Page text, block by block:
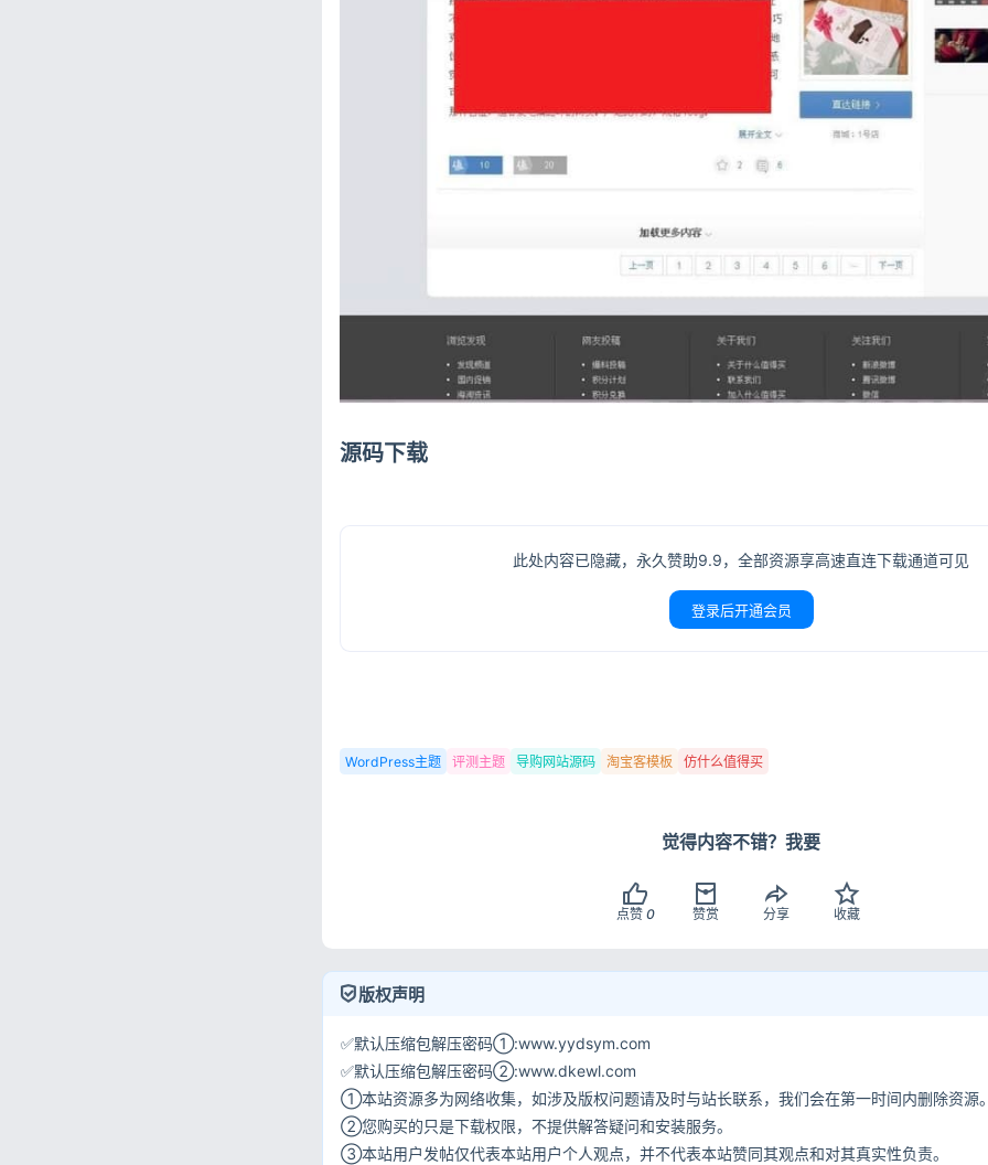
源码下载
此处内容已隐藏，永久赞助9.9，全部资源享高速直连下载通道可见
登录后开通会员
WordPress主题 评测主题 导购网站源码 淘宝客模板 仿什么值得买
觉得内容不错？我要
点赞 0 赞赏 分享 收藏
版权声明
✅默认压缩包解压密码①:www.yydsym.com
✅默认压缩包解压密码②:www.dkewl.com
①本站资源多为网络收集，如涉及版权问题请及时与站长联系，我们会在第一时间内删除资源
②您购买的只是下载权限，不提供解答疑问和安装服务。
③本站用户发帖仅代表本站用户个人观点，并不代表本站赞同其观点和对其真实性负责。
登录
没有账号？立即注册
用户协议 隐